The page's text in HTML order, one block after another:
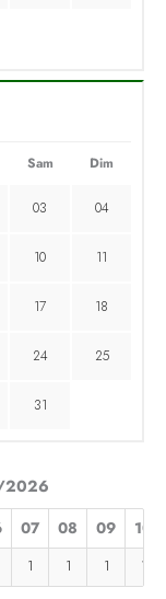
Sam Dim
03 04
10 11
17 18
24 25
31
2026
07 08 09 10
1 1 1 1